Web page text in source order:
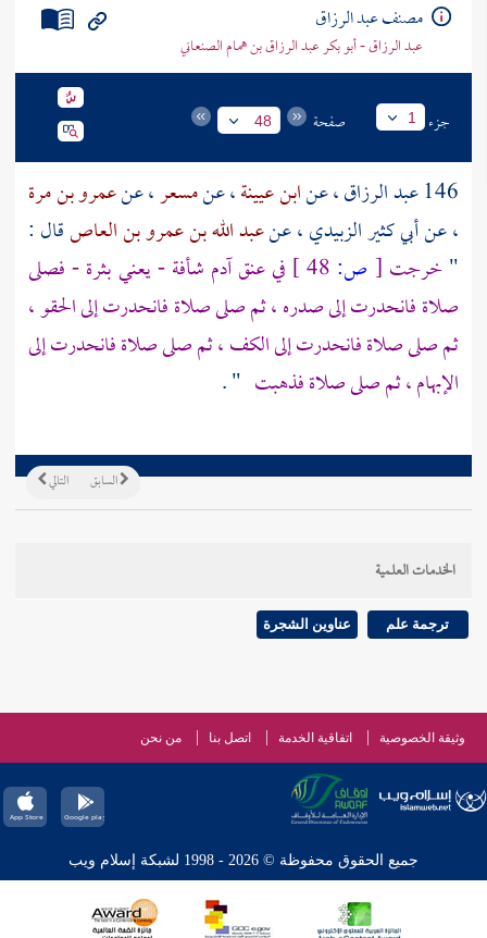
مصنف عبد الرزاق
عبد الرزاق - أبو بكر عبد الرزاق بن همام الصنعاني
جزء 1 صفحة 48
146عبد الرزاق، عنابن عيينة، عنمسعر، عنعمرو بن مرة
، عنأبي كثير الزبيدي، عنعبد الله بن عمرو بن العاصقال :
" خرجت [ ص:
في عنق آدم شأفة - يعني بثرة - فصلى
صلاة فانحدرت إلى صدره ، ثم صلى صلاة فانحدرت إلى الحقو ،
ثم صلى صلاة فانحدرت إلى الكف ، ثم صلى صلاة فانحدرت إلى
الإبهام ، ثم صلى صلاة فذهبت " .
التالي السابق
الخدمات العلمية
ترجمة علم عناوين الشجرة
وثيقة الخصوصية اتفاقية الخدمة اتصل بنا من نحن
جميع الحقوق محفوظة © 2026 - 1998 لشبكة إسلام ويب